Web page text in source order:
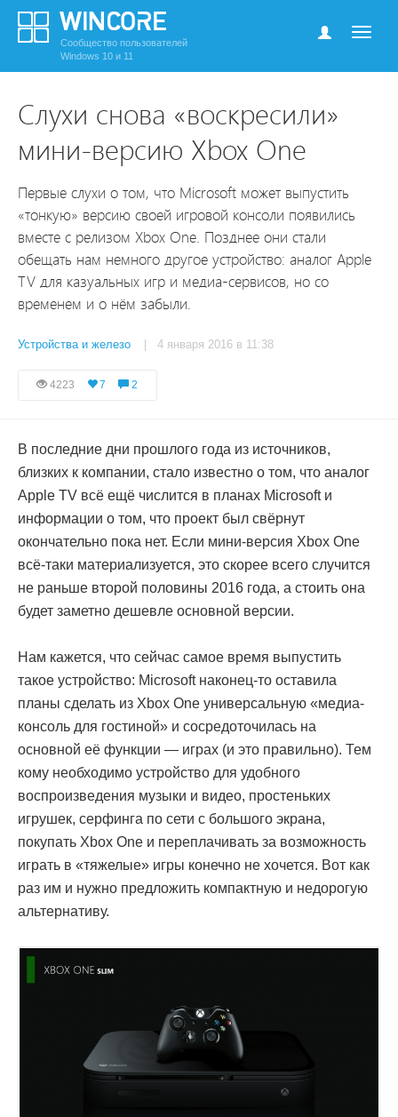
Сообщество пользователей
Windows 10 и 11
Слухи снова «воскресили»
мини-версию Xbox One
Первые слухи о том, что Microsoft может выпустить
«тонкую» версию своей игровой консоли появились
вместе с релизом Xbox One. Позднее они стали
обещать нам немного другое устройство: аналог Apple
TV для казуальных игр и медиа-сервисов, но со
временем и о нём забыли.
Устройства и железо | 4 января 2016 в 11:38
4223 7 2
В последние дни прошлого года из источников,
близких к компании, стало известно о том, что аналог
Apple TV всё ещё числится в планах Microsoft и
информации о том, что проект был свёрнут
окончательно пока нет. Если мини-версия Xbox One
всё-таки материализуется, это скорее всего случится
не раньше второй половины 2016 года, а стоить она
будет заметно дешевле основной версии.
Нам кажется, что сейчас самое время выпустить
такое устройство: Microsoft наконец-то оставила
планы сделать из Xbox One универсальную «медиа-
консоль для гостиной» и сосредоточилась на
основной её функции — играх (и это правильно). Тем
кому необходимо устройство для удобного
воспроизведения музыки и видео, простеньких
игрушек, серфинга по сети с большого экрана,
покупать Xbox One и переплачивать за возможность
играть в «тяжелые» игры конечно не хочется. Вот как
раз им и нужно предложить компактную и недорогую
альтернативу.